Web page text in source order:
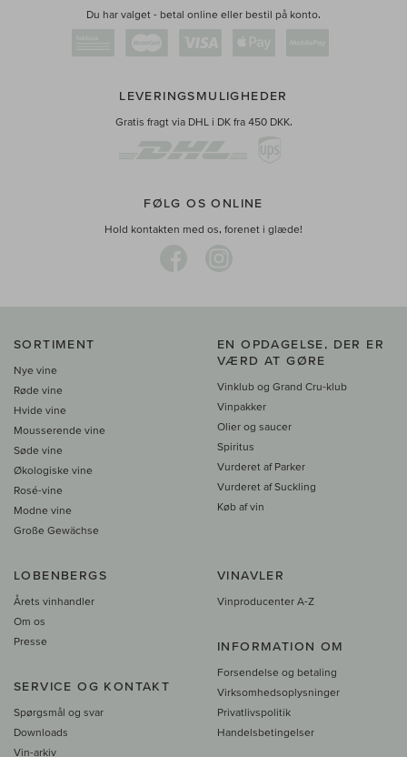
Du har valget - betal online eller bestil på konto.
LEVERINGSMULIGHEDER
Gratis fragt via DHL i DK fra 450 DKK.
FØLG OS ONLINE
Hold kontakten med os, forenet i glæde!
SORTIMENT
Nye vine
Røde vine
Hvide vine
Mousserende vine
Søde vine
Økologiske vine
Rosé-vine
Modne vine
Große Gewächse
EN OPDAGELSE, DER ER
VÆRD AT GØRE
Vinklub og Grand Cru-klub
Vinpakker
Olier og saucer
Spiritus
Vurderet af Parker
Vurderet af Suckling
Køb af vin
LOBENBERGS
Årets vinhandler
Om os
Presse
SERVICE OG KONTAKT
Spørgsmål og svar
Downloads
Vin-arkiv
VINAVLER
Vinproducenter A-Z
INFORMATION OM
Forsendelse og betaling
Virksomhedsoplysninger
Privatlivspolitik
Handelsbetingelser